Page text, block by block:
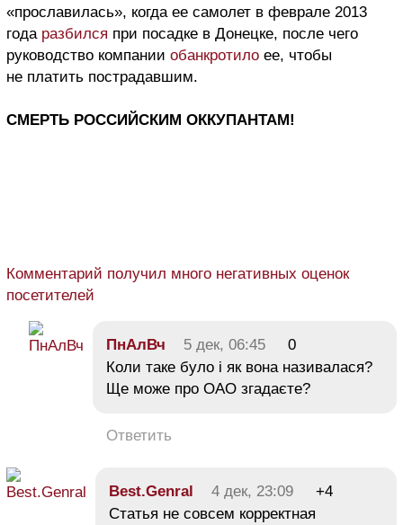
«прославилась», когда ее самолет в феврале 2013
года разбился при посадке в Донецке, после чего
руководство компании обанкротило ее, чтобы
не платить пострадавшим.
СМЕРТЬ РОССИЙСКИМ ОККУПАНТАМ!
Комментарий получил много негативных оценок
посетителей
ПнАлВч 5 дек, 06:45
0
Коли таке було і як вона називалася?
Ще може про ОАО згадаєте?
Ответить
Best.Genral 4 дек, 23:09
+4
Статья не совсем корректная